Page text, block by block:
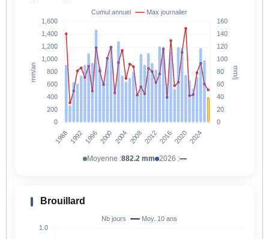
Moyenne :882.2 mm 2026 :—
Brouillard